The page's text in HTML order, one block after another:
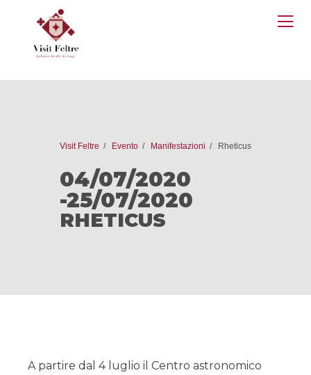
Visit Feltre Evento Manifestazioni Rheticus
04/07/2020
-25/07/2020
RHETICUS
A partire dal 4 luglio il Centro astronomico